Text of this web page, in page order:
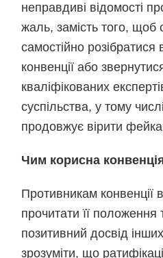
неправдиві відомості
жаль, замість того, щоб
самостійно
конвенції або
кваліфікованих
суспільства, у тому
продовжує вірити
Чим корисна
Противникам конвенції
прочитати її положення
позитивний досвід
зрозуміти, що